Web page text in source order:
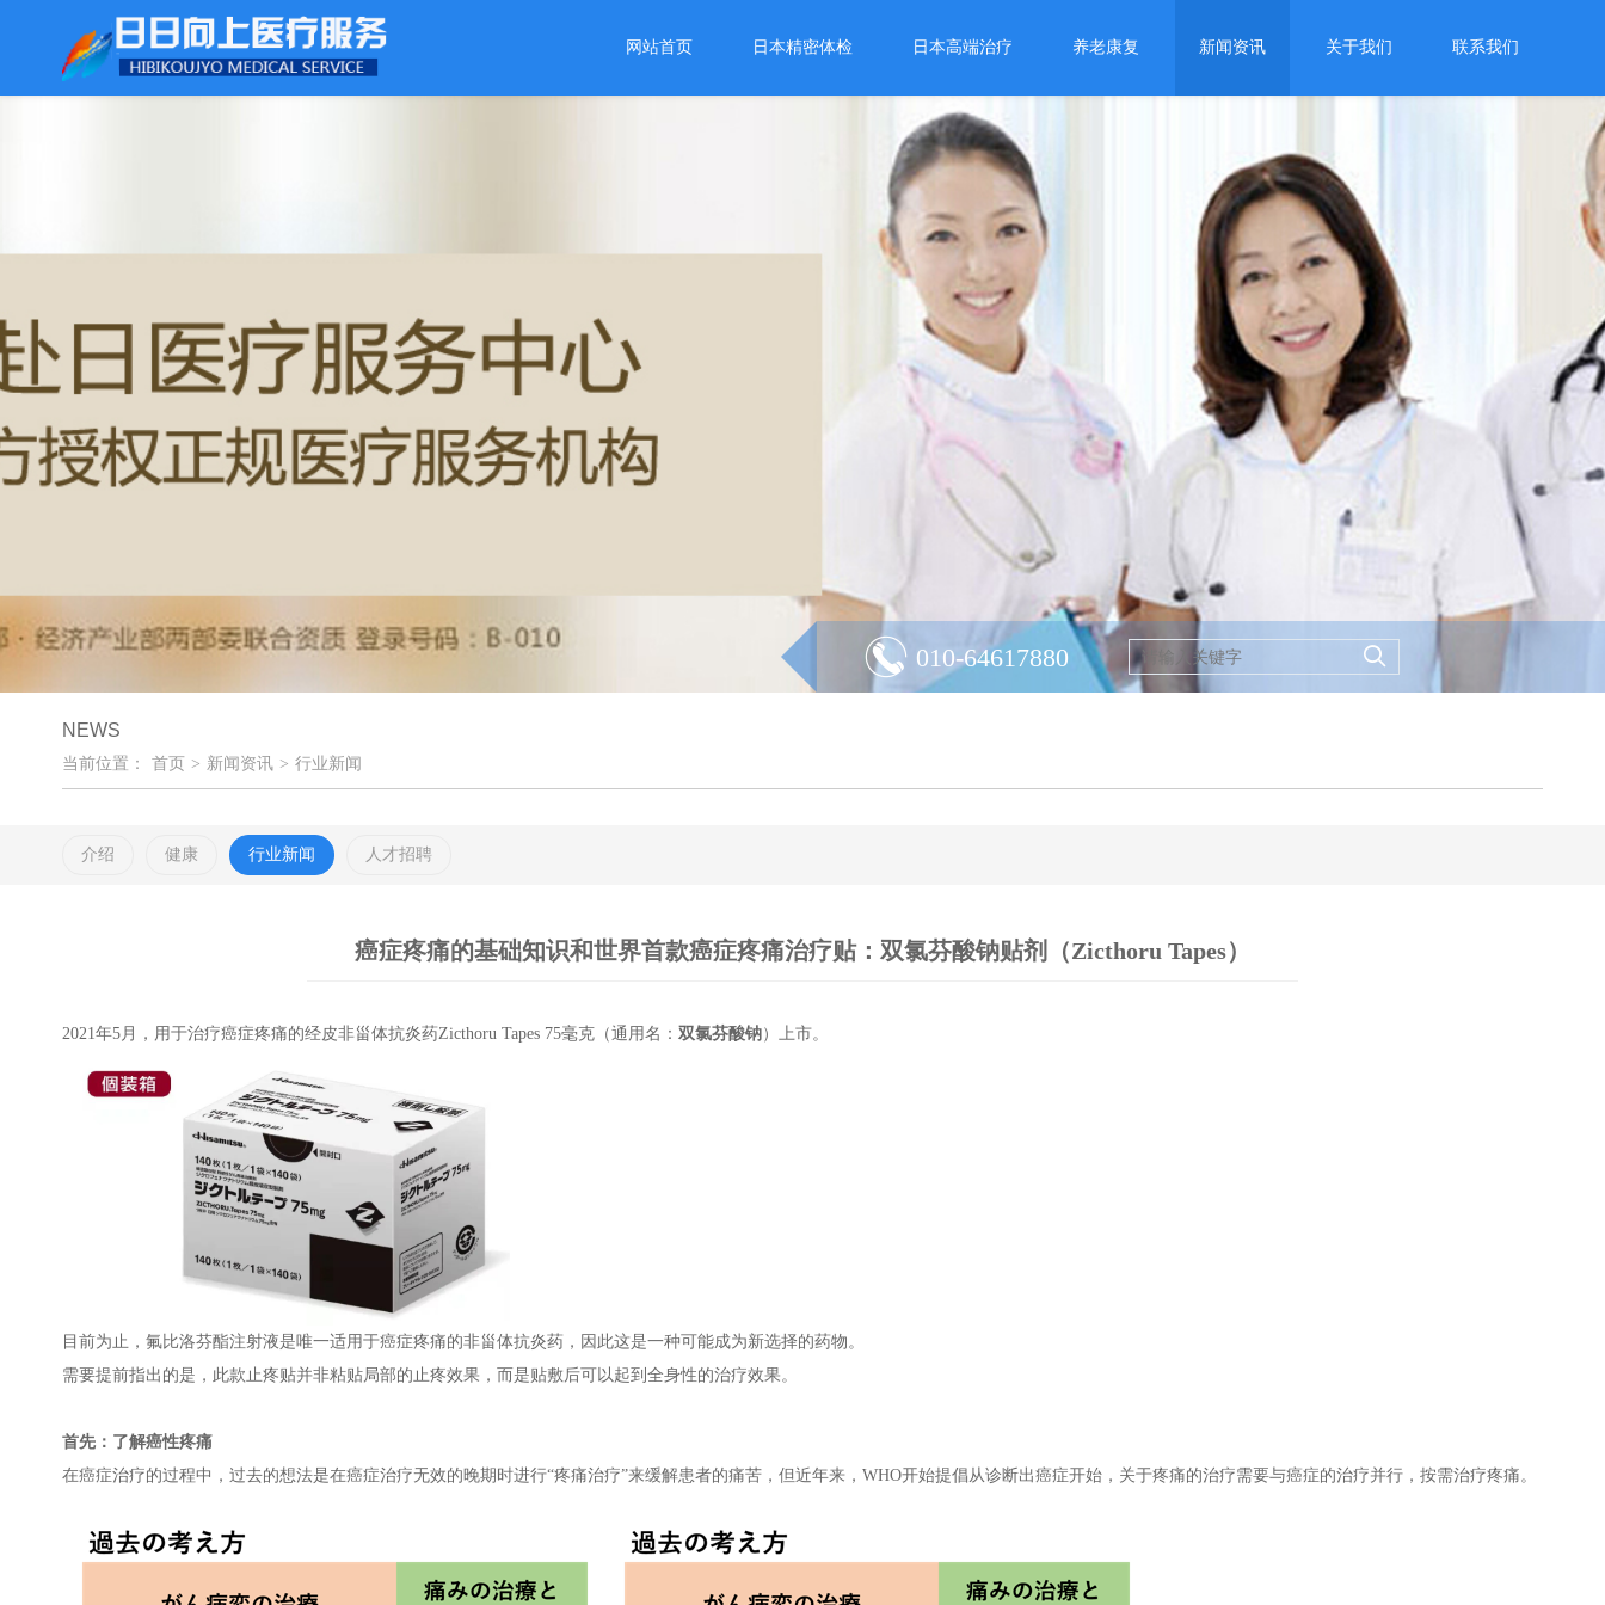
网站首页 日本精密体检 日本高端治疗 养老康复 新闻资讯 关于我们 联系我们
010-64617880
NEWS
当前位置： 首页 > 新闻资讯 > 行业新闻
介绍 健康 行业新闻 人才招聘
癌症疼痛的基础知识和世界首款癌症疼痛治疗贴：双氯芬酸钠贴剂（Zicthoru Tapes）
2021年5月，用于治疗癌症疼痛的经皮非甾体抗炎药Zicthoru Tapes 75毫克（通用名： 双氯芬酸钠）上市。
目前为止，氟比洛芬酯注射液是唯一适用于癌症疼痛的非甾体抗炎药，因此这是一种可能成为新选择的药物。
需要提前指出的是，此款止疼贴并非粘贴局部的止疼效果，而是贴敷后可以起到全身性的治疗效果。
首先：了解癌性疼痛
在癌症治疗的过程中，过去的想法是在癌症治疗无效的晚期时进行“疼痛治疗”来缓解患者的痛苦，但近年来，WHO开始提倡从诊断出癌症开始，关于疼痛的治疗需要与癌症的治疗并行，按需治疗疼痛。